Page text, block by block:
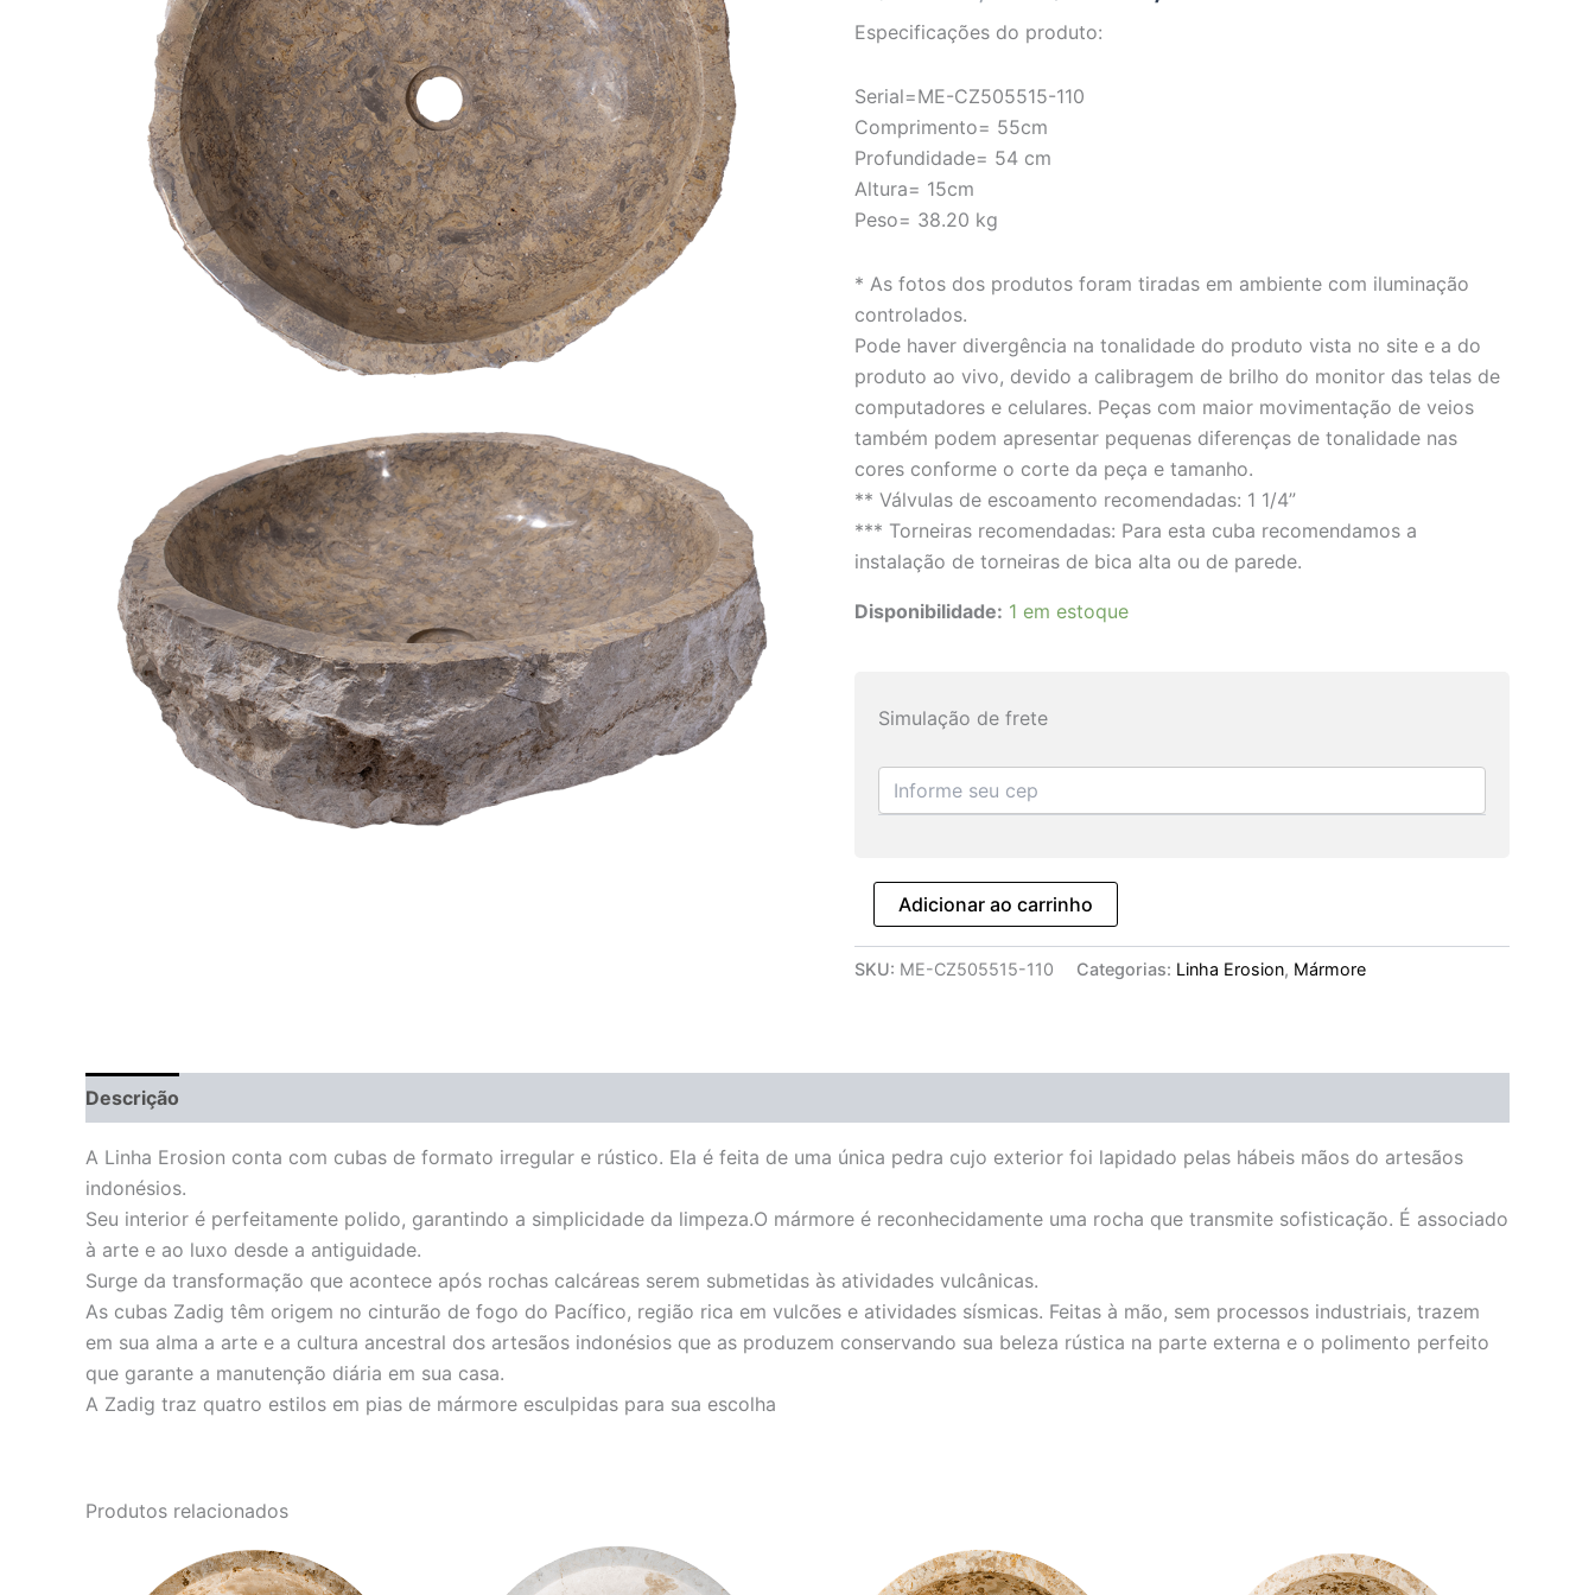
Especificações do produto:
Serial=ME-CZ505515-110
Comprimento= 55cm
Profundidade= 54 cm
Altura= 15cm
Peso= 38.20 kg
* As fotos dos produtos foram tiradas em ambiente com iluminação
controlados.
Pode haver divergência na tonalidade do produto vista no site e a do
produto ao vivo, devido a calibragem de brilho do monitor das telas de
computadores e celulares. Peças com maior movimentação de veios
também podem apresentar pequenas diferenças de tonalidade nas
cores conforme o corte da peça e tamanho.
** Válvulas de escoamento recomendadas: 1 1/4”
*** Torneiras recomendadas: Para esta cuba recomendamos a
instalação de torneiras de bica alta ou de parede.
Disponibilidade: 1 em estoque
Simulação de frete
LINHA
Adicionar ao carrinho
SKU: ME-CZ505515-110 Categorias: Linha Erosion, Mármore
Descrição
A Linha Erosion conta com cubas de formato irregular e rústico. Ela é feita de uma única pedra cujo exterior foi lapidado pelas hábeis mãos do artesãos
indonésios.
Seu interior é perfeitamente polido, garantindo a simplicidade da limpeza.O mármore é reconhecidamente uma rocha que transmite sofisticação. É associado
à arte e ao luxo desde a antiguidade.
Surge da transformação que acontece após rochas calcáreas serem submetidas às atividades vulcânicas.
As cubas Zadig têm origem no cinturão de fogo do Pacífico, região rica em vulcões e atividades sísmicas. Feitas à mão, sem processos industriais, trazem
em sua alma a arte e a cultura ancestral dos artesãos indonésios que as produzem conservando sua beleza rústica na parte externa e o polimento perfeito
que garante a manutenção diária em sua casa.
A Zadig traz quatro estilos em pias de mármore esculpidas para sua escolha
Produtos relacionados
preço
original
preço
atual
preço
original
O
preço
atual
preço
original
O
preço
atual
preço
original
preço
atual